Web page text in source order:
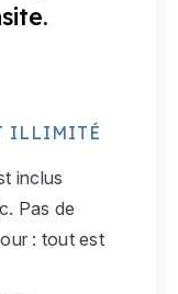
ILLIMITÉ
inclus
Pas de
: tout est